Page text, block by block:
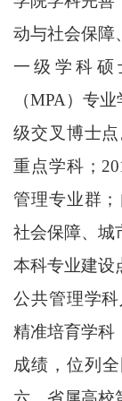
动与社会保障
一级学科
（MPA）专
级交叉博士
重点学科；
管理专业群
社会保障、城
本科专业建设
公共管理学
精准培育学科
成绩，位列